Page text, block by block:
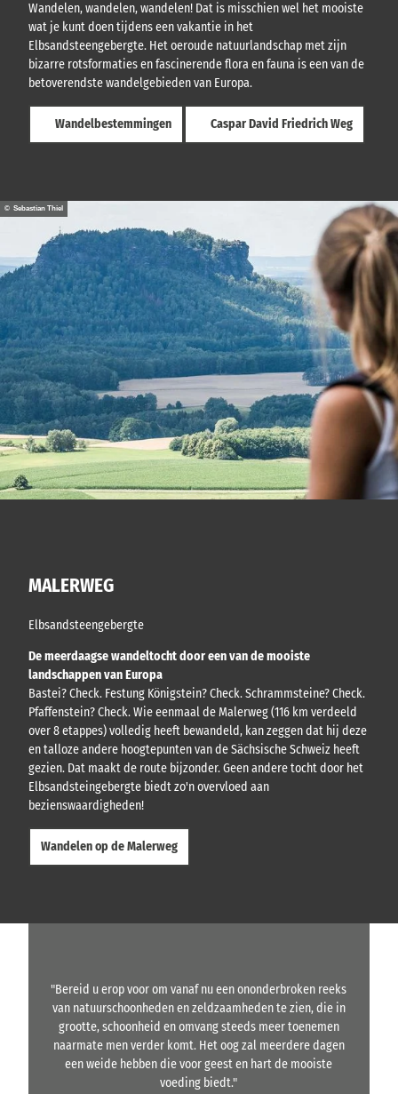
Wandelen, wandelen, wandelen! Dat is misschien wel het mooiste
wat je kunt doen tijdens een vakantie in het
Elbsandsteengebergte. Het oeroude natuurlandschap met zijn
bizarre rotsformaties en fascinerende flora en fauna is een van de
betoverendste wandelgebieden van Europa.
Wandelbestemmingen Caspar David Friedrich Weg
© Sebastian Thiel
MALERWEG
Elbsandsteengebergte
De meerdaagse wandeltocht door een van de mooiste
landschappen van Europa
Bastei? Check. Festung Königstein? Check. Schrammsteine? Check.
Pfaffenstein? Check. Wie eenmaal de Malerweg (116 km verdeeld
over 8 etappes) volledig heeft bewandeld, kan zeggen dat hij deze
en talloze andere hoogtepunten van de Sächsische Schweiz heeft
gezien. Dat maakt de route bijzonder. Geen andere tocht door het
Elbsandsteingebergte biedt zo'n overvloed aan
bezienswaardigheden!
Wandelen op de Malerweg
"Bereid u erop voor om vanaf nu een ononderbroken reeks
van natuurschoonheden en zeldzaamheden te zien, die in
grootte, schoonheid en omvang steeds meer toenemen
naarmate men verder komt. Het oog zal meerdere dagen
een weide hebben die voor geest en hart de mooiste
voeding biedt."